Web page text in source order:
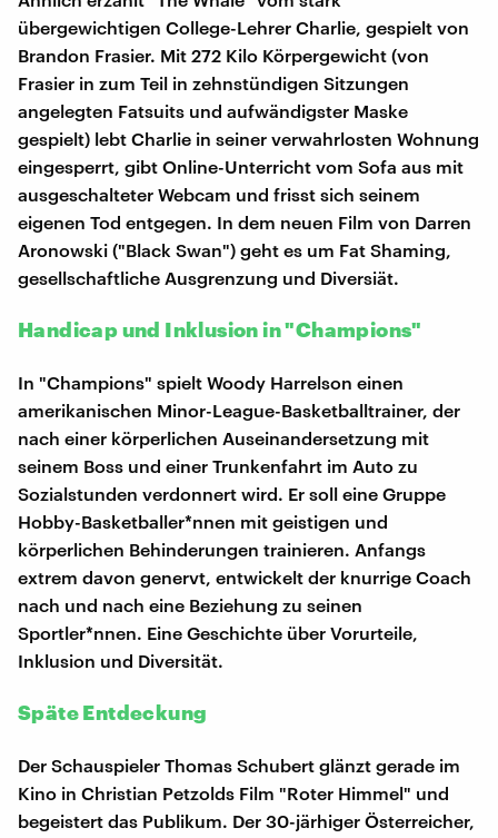
übergewichtigen College-Lehrer Charlie, gespielt von
Brandon Frasier. Mit 272 Kilo Körpergewicht (von
Frasier in zum Teil in zehnstündigen Sitzungen
angelegten Fatsuits und aufwändigster Maske
gespielt) lebt Charlie in seiner verwahrlosten Wohnung
eingesperrt, gibt Online-Unterricht vom Sofa aus mit
ausgeschalteter Webcam und frisst sich seinem
eigenen Tod entgegen. In dem neuen Film von Darren
Aronowski ("Black Swan") geht es um Fat Shaming,
gesellschaftliche Ausgrenzung und Diversiät.
Handicap und Inklusion in "Champions"
In "Champions" spielt Woody Harrelson einen
amerikanischen Minor-League-Basketballtrainer, der
nach einer körperlichen Auseinandersetzung mit
seinem Boss und einer Trunkenfahrt im Auto zu
Sozialstunden verdonnert wird. Er soll eine Gruppe
Hobby-Basketballer*nnen mit geistigen und
körperlichen Behinderungen trainieren. Anfangs
extrem davon genervt, entwickelt der knurrige Coach
nach und nach eine Beziehung zu seinen
Sportler*nnen. Eine Geschichte über Vorurteile,
Inklusion und Diversität.
Späte Entdeckung
Der Schauspieler Thomas Schubert glänzt gerade im
Kino in Christian Petzolds Film "Roter Himmel" und
begeistert das Publikum. Der 30-järhiger Österreicher,